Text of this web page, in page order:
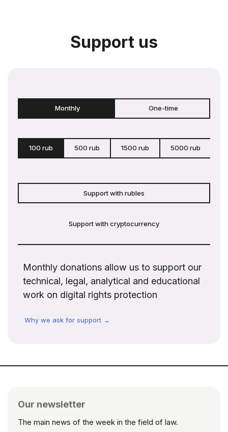
Support us
Monthly One-time
100 rub 500 rub 1500 rub 5000 rub
Support with rubles
Support with cryptocurrency
Monthly donations allow us to support our
technical, legal, analytical and educational
work on digital rights protection
Why we ask for support →
Our newsletter
The main news of the week in the field of law.